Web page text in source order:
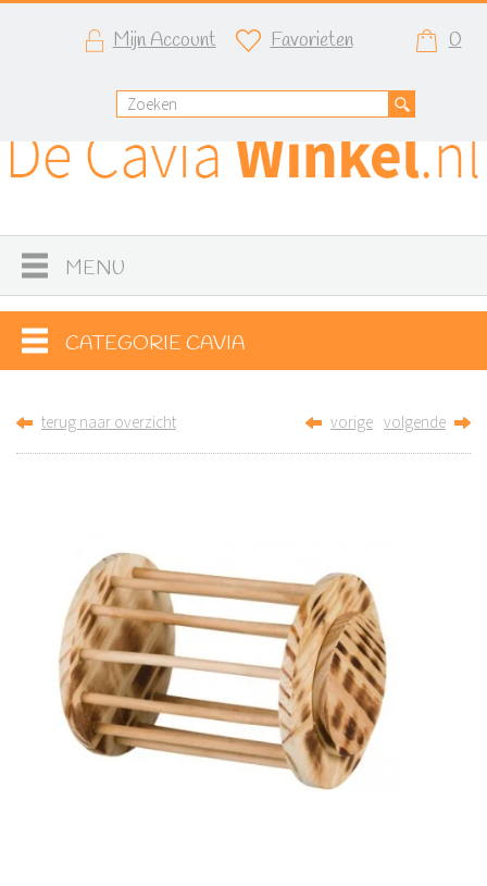
Mijn Account Favorieten 0
MENU
CATEGORIE CAVIA
terug naar overzicht vorige volgende